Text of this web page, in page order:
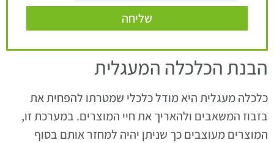
שליחה
הבנת הכלכלה המעגלית
כלכלה מעגלית היא מודל כלכלי שמטרתו להפחית את
בזבוז המשאבים ולהאריך את חיי המוצרים. במערכת זו,
המוצרים מעוצבים כך שניתן יהיה למחזר אותם בסוף